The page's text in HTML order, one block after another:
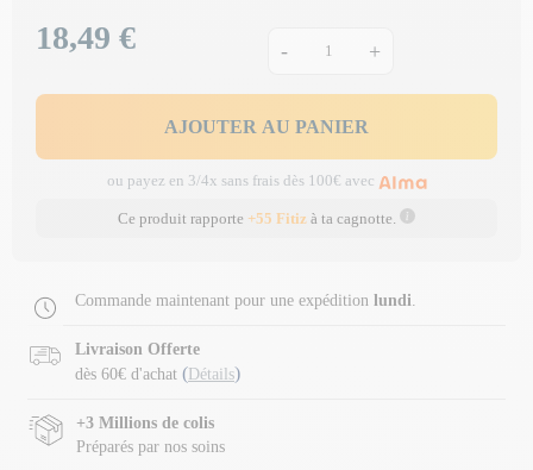
Prix
18,49 € - +
AJOUTER AU PANIER
ou payez en 3/4x sans frais dès 100€ avec
Ce produit rapporte +55 Fitiz à ta cagnotte.
Commande maintenant pour une expédition lundi.
Livraison Offerte
dès 60€ d'achat ( Détails)
+3 Millions de colis
Préparés par nos soins